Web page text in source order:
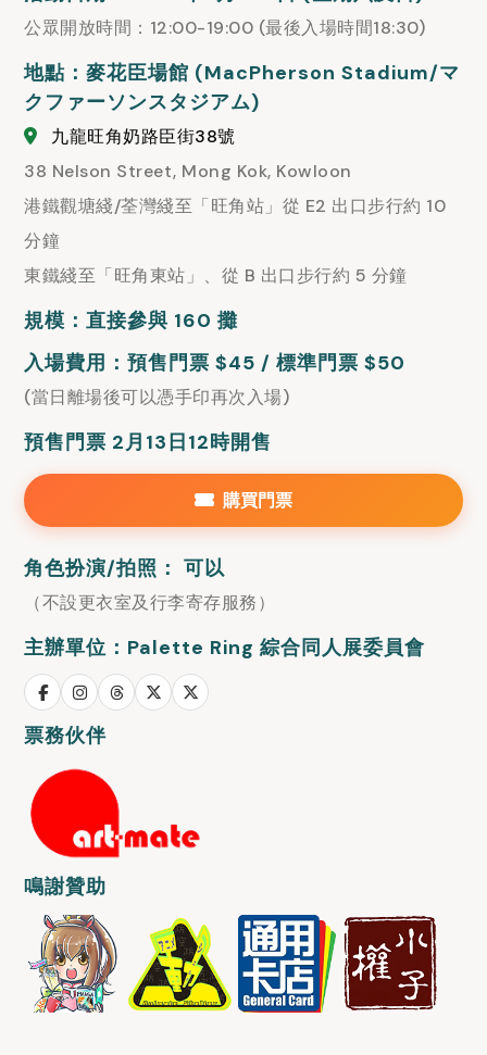
公眾開放時間：12:00-19:00 (最後入場時間18:30)
地點：麥花臣場館 (MacPherson Stadium/マ
クファーソンスタジアム)
九龍旺角奶路臣街38號
38 Nelson Street, Mong Kok, Kowloon
港鐵觀塘綫/荃灣綫至「旺角站」從 E2 出口步行約 10
分鐘
東鐵綫至「旺角東站」、從 B 出口步行約 5 分鐘
規模：直接參與 160 攤
入場費用：預售門票 $45 / 標準門票 $50
(當日離場後可以憑手印再次入場)
預售門票 2月13日12時開售
購買門票
角色扮演/拍照： 可以
（不設更衣室及行李寄存服務）
主辦單位：Palette Ring 綜合同人展委員會
票務伙伴
鳴謝贊助